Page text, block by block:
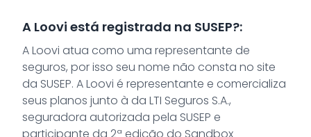
A Loovi está registrada na SUSEP?:
A Loovi atua como uma representante de
seguros, por isso seu nome não consta no site
da SUSEP. A Loovi é representante e comercializa
seus planos junto à da LTI Seguros S.A.,
seguradora autorizada pela SUSEP e